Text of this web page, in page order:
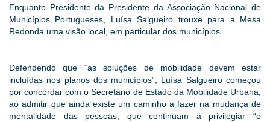
Enquanto Presidente da Presidente da Associação Nacional de
Municípios Portugueses, Luísa Salgueiro trouxe para a Mesa
Redonda uma visão local, em particular dos municípios.
Defendendo que “as soluções de mobilidade devem estar
incluídas nos planos dos municípios”, Luísa Salgueiro começou
por concordar com o Secretário de Estado da Mobilidade Urbana,
ao admitir que ainda existe um caminho a fazer na mudança de
mentalidade das pessoas, que continuam a privilegiar “o